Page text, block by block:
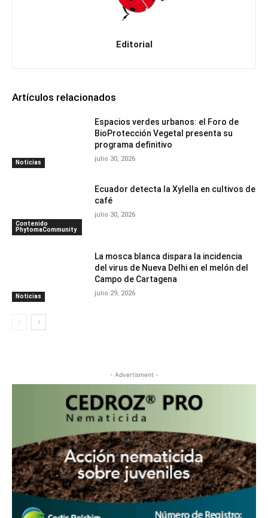
Editorial
Artículos relacionados
Noticias
Espacios verdes urbanos: el Foro de
BioProtección Vegetal presenta su
programa definitivo
julio 30, 2026
Contenido
PhytomaCommunity
Ecuador detecta la Xylella en cultivos de
café
julio 30, 2026
Noticias
La mosca blanca dispara la incidencia
del virus de Nueva Delhi en el melón del
Campo de Cartagena
julio 29, 2026
- Advertisment -